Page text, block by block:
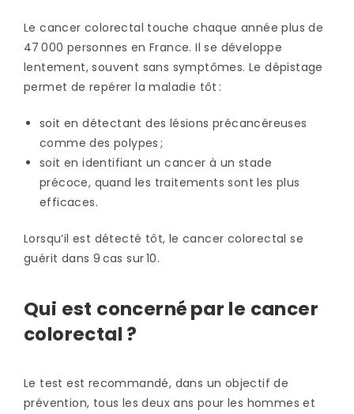
Le cancer colorectal touche chaque année plus de
47 000 personnes en France. Il se développe
lentement, souvent sans symptômes. Le dépistage
permet de repérer la maladie tôt :
soit en détectant des lésions précancéreuses
comme des polypes ;
soit en identifiant un cancer à un stade
précoce, quand les traitements sont les plus
efficaces.
Lorsqu’il est détecté tôt, le cancer colorectal se
guérit dans 9 cas sur 10.
Qui est concerné par le cancer
colorectal ?
Le test est recommandé, dans un objectif de
prévention, tous les deux ans pour les hommes et